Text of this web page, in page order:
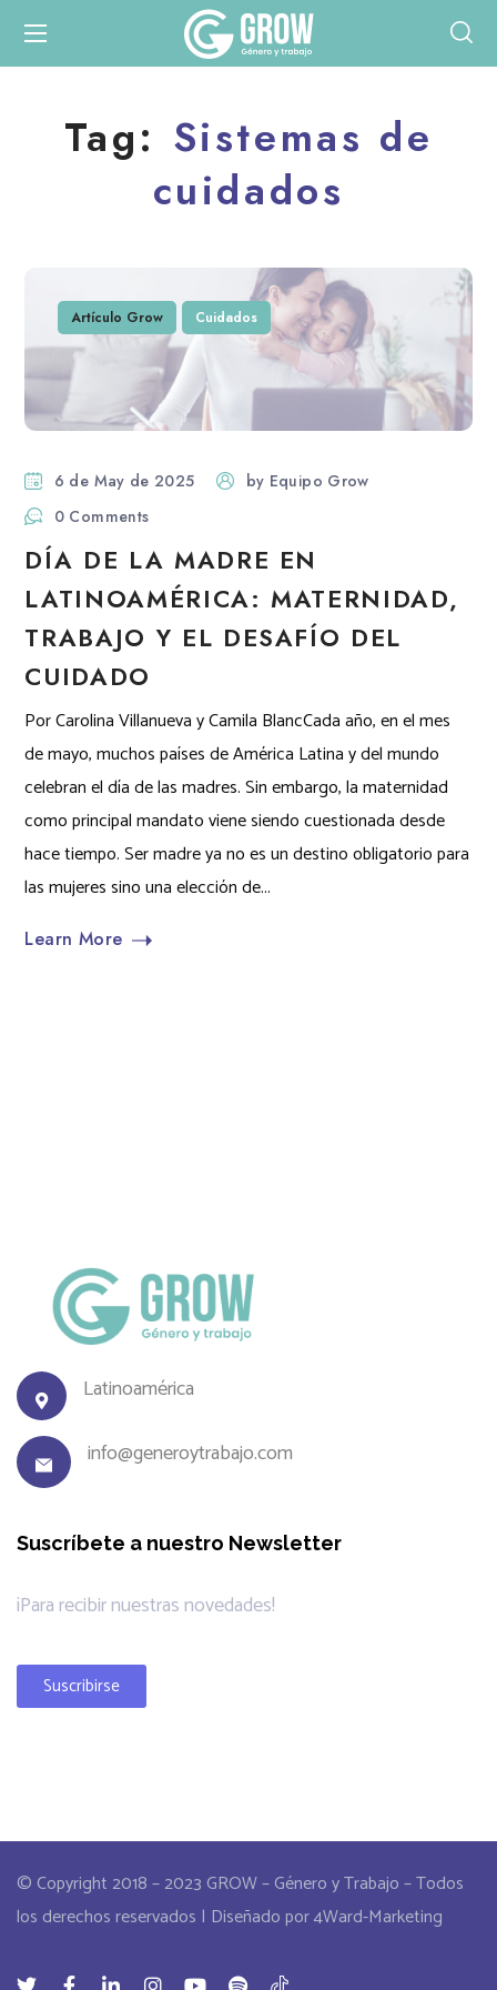
Tag: Sistemas de
cuidados
Artículo Grow Cuidados
6 de May de 2025 by Equipo Grow
0 Comments
DÍA DE LA MADRE EN
LATINOAMÉRICA: MATERNIDAD,
TRABAJO Y EL DESAFÍO DEL
CUIDADO
Por Carolina Villanueva y Camila BlancCada año, en el mes
de mayo, muchos países de América Latina y del mundo
celebran el día de las madres. Sin embargo, la maternidad
como principal mandato viene siendo cuestionada desde
hace tiempo. Ser madre ya no es un destino obligatorio para
las mujeres sino una elección de...
Learn More
Latinoamérica
info@generoytrabajo.com
Suscríbete a nuestro Newsletter
¡Para recibir nuestras novedades!
Suscribirse
© Copyright 2018 – 2023 GROW – Género y Trabajo – Todos
los derechos reservados | Diseñado por 4Ward-Marketing